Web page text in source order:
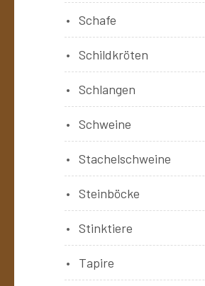
Schafe
Schildkröten
Schlangen
Schweine
Stachelschweine
Steinböcke
Stinktiere
Tapire